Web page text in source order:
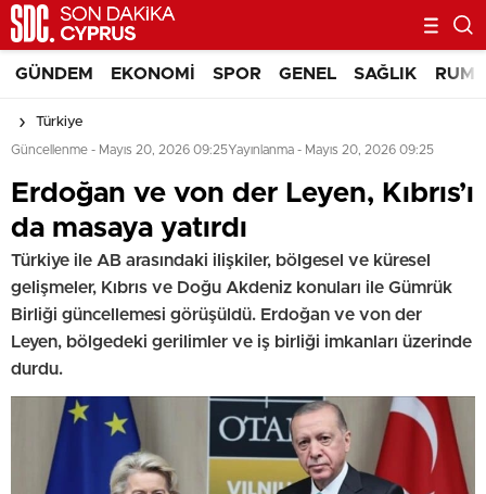
GÜNDEM EKONOMI SPOR GENEL SAĞLIK RUM
Türkiye
Güncellenme - Mayıs 20, 2026 09:25Yayınlanma - Mayıs 20, 2026 09:25
Erdoğan ve von der Leyen, Kıbrıs’ı
da masaya yatırdı
Türkiye ile AB arasındaki ilişkiler, bölgesel ve küresel
gelişmeler, Kıbrıs ve Doğu Akdeniz konuları ile Gümrük
Birliği güncellemesi görüşüldü. Erdoğan ve von der
Leyen, bölgedeki gerilimler ve iş birliği imkanları üzerinde
durdu.